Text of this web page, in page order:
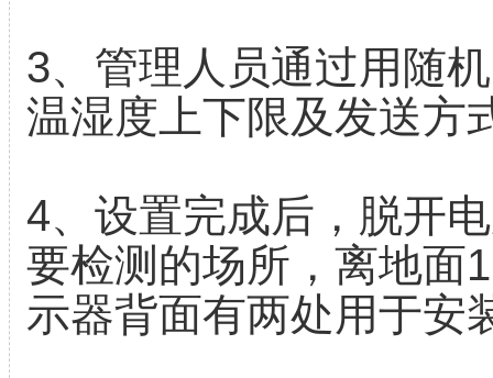
3、管理人员通过用随
温湿度上下限及发送方
4、设置完成后，脱开
要检测的场所，离地面
示器背面有两处用于安